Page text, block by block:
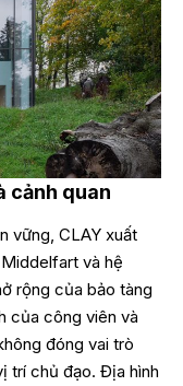
cảnh quan
vững, CLAY xuất
và hệ
rộng của bảo tàng
của công viên và
đóng vai trò
trí chủ đạo. Địa hình